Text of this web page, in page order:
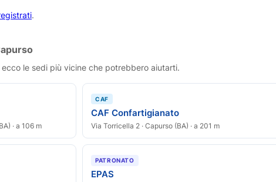
.
le sedi più vicine che potrebbero aiutarti.
· a 106 m
CAF
CAF Confartigianato
Via Torricella 2 · Capurso (BA) · a 201 m
PATRONATO
EPAS